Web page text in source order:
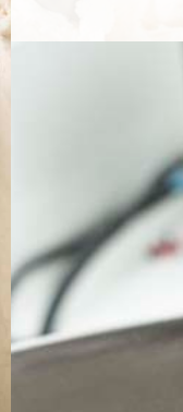
Contact
Jérémy PRUVOST